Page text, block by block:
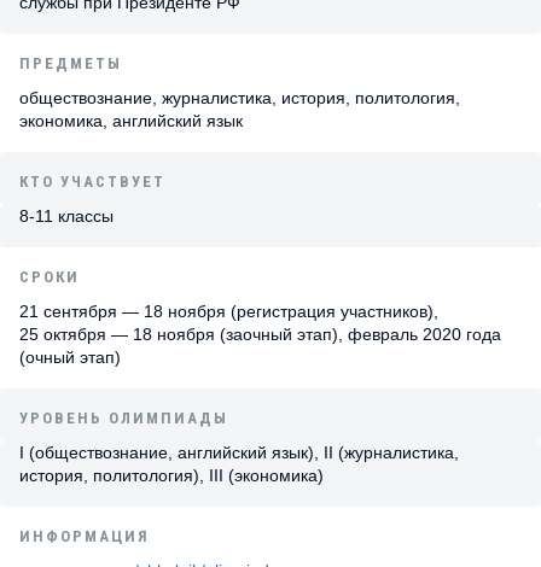
ПРЕДМЕТЫ
обществознание, журналистика, история, политология,
экономика, английский язык
КТО УЧАСТВУЕТ
8-11 классы
СРОКИ
21 сентября — 18 ноября (регистрация участников),
25 октября — 18 ноября (заочный этап), февраль 2020 года
(очный этап)
УРОВЕНЬ ОЛИМПИАДЫ
I (обществознание, английский язык), II (журналистика,
история, политология), III (экономика)
ИНФОРМАЦИЯ